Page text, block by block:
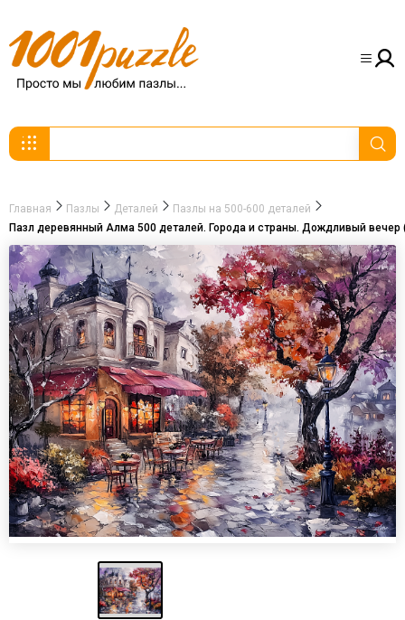
Главная Пазлы Деталей
Пазлы на 500-600 деталей
Пазл деревянный Алма 500 деталей. Города и страны. Дождливый